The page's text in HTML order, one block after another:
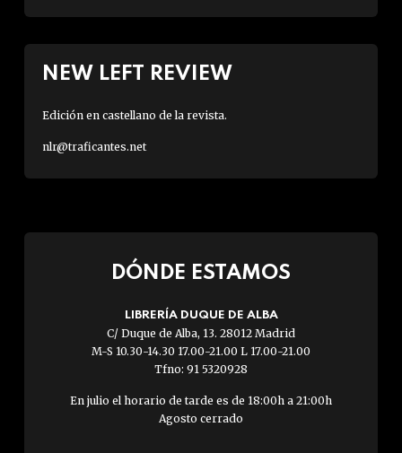
NEW LEFT REVIEW
Edición en castellano de la revista.
nlr@traficantes.net
DÓNDE ESTAMOS
LIBRERÍA DUQUE DE ALBA
C/ Duque de Alba, 13. 28012 Madrid
M-S 10.30-14.30 17.00-21.00 L 17.00-21.00
Tfno: 91 5320928
En julio el horario de tarde es de 18:00h a 21:00h
Agosto cerrado